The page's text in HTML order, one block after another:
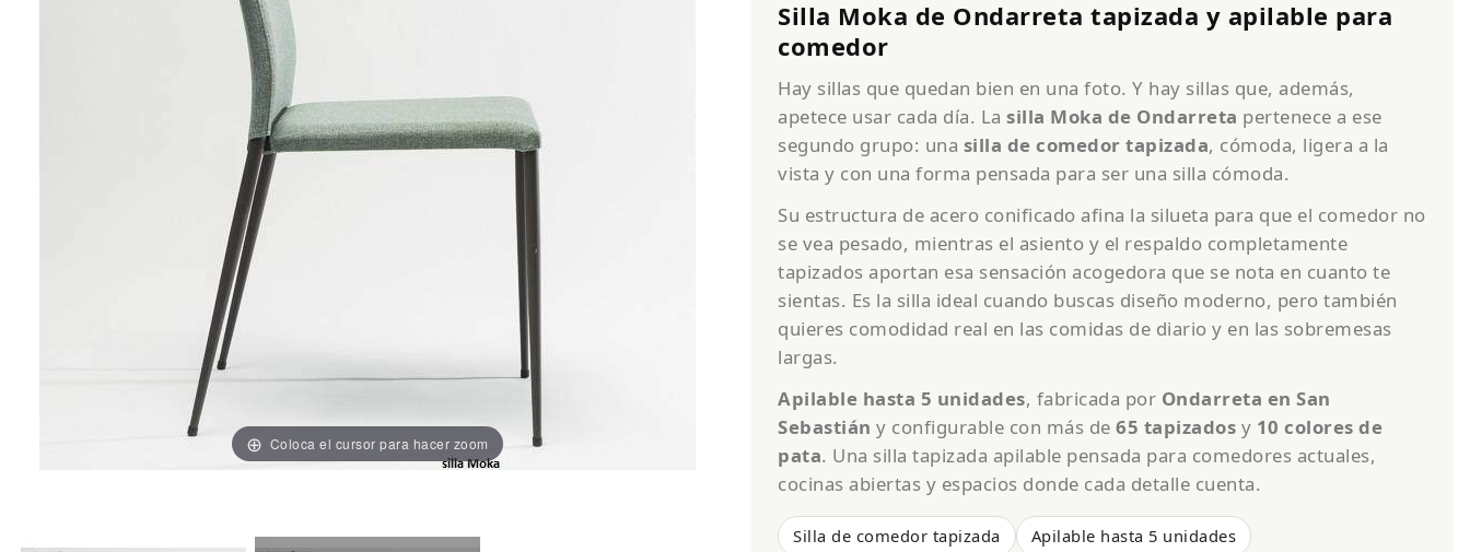
Coloca el cursor para hacer zoom
Silla Moka de Ondarreta tapizada y apilable para
comedor
Hay sillas que quedan bien en una foto. Y hay sillas que, además,
apetece usar cada día. La silla Moka de Ondarreta pertenece a ese
segundo grupo: una silla de comedor tapizada, cómoda, ligera a la
vista y con una forma pensada para ser una silla cómoda.
Su estructura de acero conificado afina la silueta para que el comedor no
se vea pesado, mientras el asiento y el respaldo completamente
tapizados aportan esa sensación acogedora que se nota en cuanto te
sientas. Es la silla ideal cuando buscas diseño moderno, pero también
quieres comodidad real en las comidas de diario y en las sobremesas
largas.
Apilable hasta 5 unidades, fabricada por Ondarreta en San
Sebastián y configurable con más de 65 tapizados y 10 colores de
pata. Una silla tapizada apilable pensada para comedores actuales,
cocinas abiertas y espacios donde cada detalle cuenta.
Silla de comedor tapizada
Apilable hasta 5 unidades